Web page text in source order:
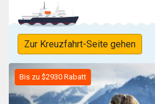
Zur Kreuzfahrt-Seite gehen
Bis zu $2930 Rabatt